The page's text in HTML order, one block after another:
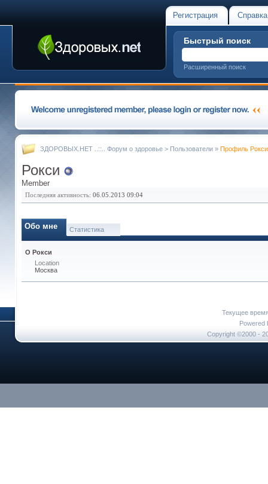
Регистрация Справка
Быстрый поиск
Расширенный поиск
ЗДОРОВЫХ.НЕТ ..::.. Форум о здоровье > Пользователи » Профиль Рокси
Рокси
Member
Последняя активность: 06.05.2013 09:04
Обо мне Статистика
О Рокси
Location
Москва
Текущее
Powered
Copyright ©2000 -